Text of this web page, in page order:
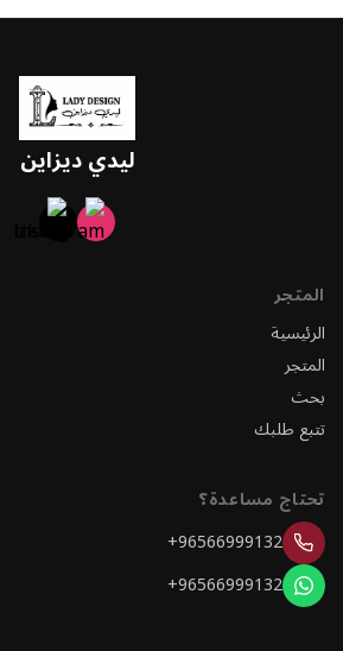
ليدي ديزاين
المتجر
الرئيسية
المتجر
بحث
تتبع طلبك
تحتاج مساعدة؟
+96566999132
+96566999132